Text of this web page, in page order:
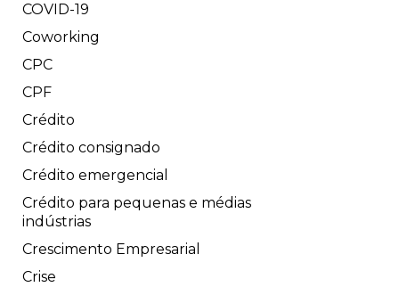
COVID-19
Coworking
CPC
CPF
Crédito
Crédito consignado
Crédito emergencial
Crédito para pequenas e médias
indústrias
Crescimento Empresarial
Crise